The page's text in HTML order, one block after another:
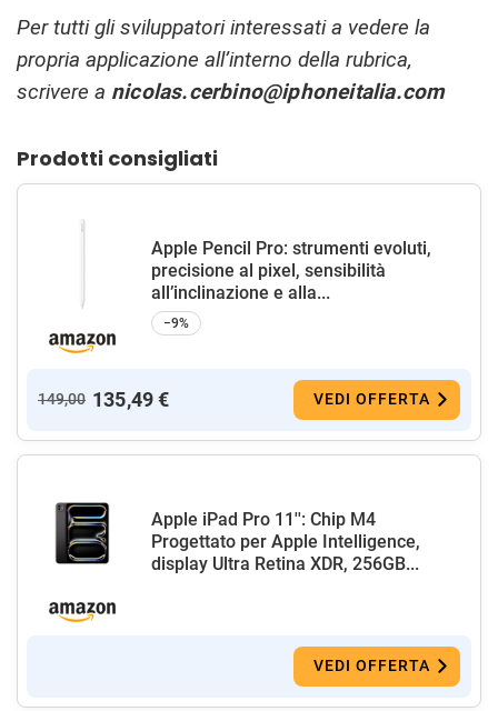
Per tutti gli sviluppatori interessati a vedere la
propria applicazione all’interno della rubrica,
scrivere a nicolas.cerbino@iphoneitalia.com
Prodotti consigliati
Apple Pencil Pro: strumenti evoluti,
precisione al pixel, sensibilità
all’inclinazione e alla...
−9%
149,00 135,49 € VEDI OFFERTA
Apple iPad Pro 11'': Chip M4
Progettato per Apple Intelligence,
display Ultra Retina XDR, 256GB...
VEDI OFFERTA